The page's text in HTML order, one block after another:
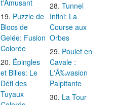
t'Amusant
Puzzle de
Blocs de
Gelée: Fusion
Colorée
Épingles
et Billes: Le
Défi des
Tuyaux
Tunnel
Infini: La
Course aux
Orbes
Poulet en
Cavale :
L'Ã‰vasion
Palpitante
La Tour